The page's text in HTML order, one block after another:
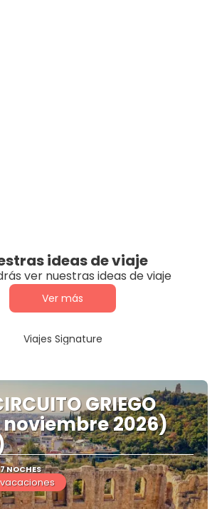
ideas de viaje
ver nuestras ideas de viaje
Ver más
Viajes Signature
GRIEGO
2026)
7 NOCHES